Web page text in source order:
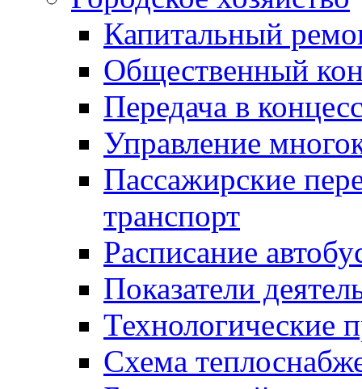
Капитальный
Общественный
Передача в
Управление
Пассажирские
транспорт
Расписание
Показатели
Технологические
Схема